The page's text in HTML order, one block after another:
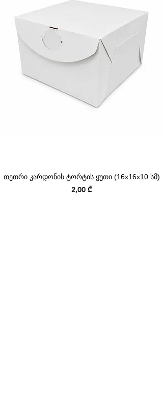
თეთრი კარდონის ტორტის ყუთი (16x16x10 სმ)
Price
2,00 ₾